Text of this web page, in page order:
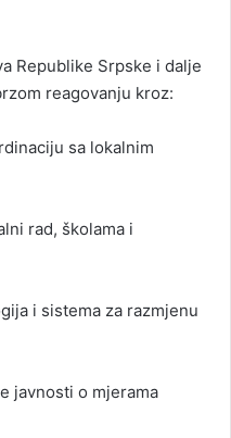
Republike Srpske i dalje
reagovanju kroz:
sa lokalnim
rad, školama i
i sistema za razmjenu
javnosti o mjerama